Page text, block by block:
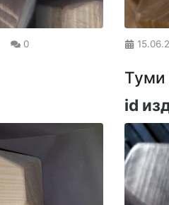
0
id